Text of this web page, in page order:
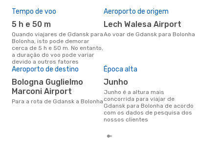
Tempo de voo
5 h e 50 m
Quando viajares de Gdansk para
Bolonha, isto pode demorar
cerca de 5 h e 50 m. No entanto,
a duração do voo pode variar
devido a outros fatores
Aeroporto de origem
Lech Walesa Airport
Ao voar de Gdansk para Bolonha
Aeroporto de destino
Bologna Guglielmo
Marconi Airport
Para a rota de Gdansk a Bolonha
Época alta
junho
junho é a altura mais
concorrida para viajar de
Gdansk para Bolonha de acordo
com os dados de pesquisa dos
nossos clientes